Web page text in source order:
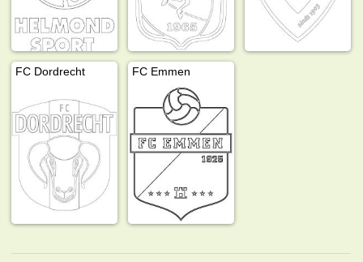
FC Dordrecht FC Emmen